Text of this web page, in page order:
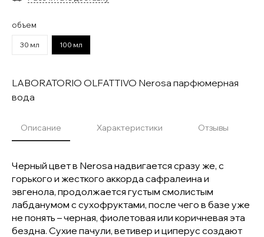
объем
30 мл 100 мл
LABORATORIO OLFATTIVO Nerosa парфюмерная
вода
Описание Характеристики Отзывы
Черный цвет в Nerosa надвигается сразу же, с
горького и жесткого аккорда сафралеина и
эвгенола, продолжается густым смолистым
лабданумом с сухофруктами, после чего в базе уже
не понять – черная, фиолетовая или коричневая эта
бездна. Сухие пачули, ветивер и циперус создают